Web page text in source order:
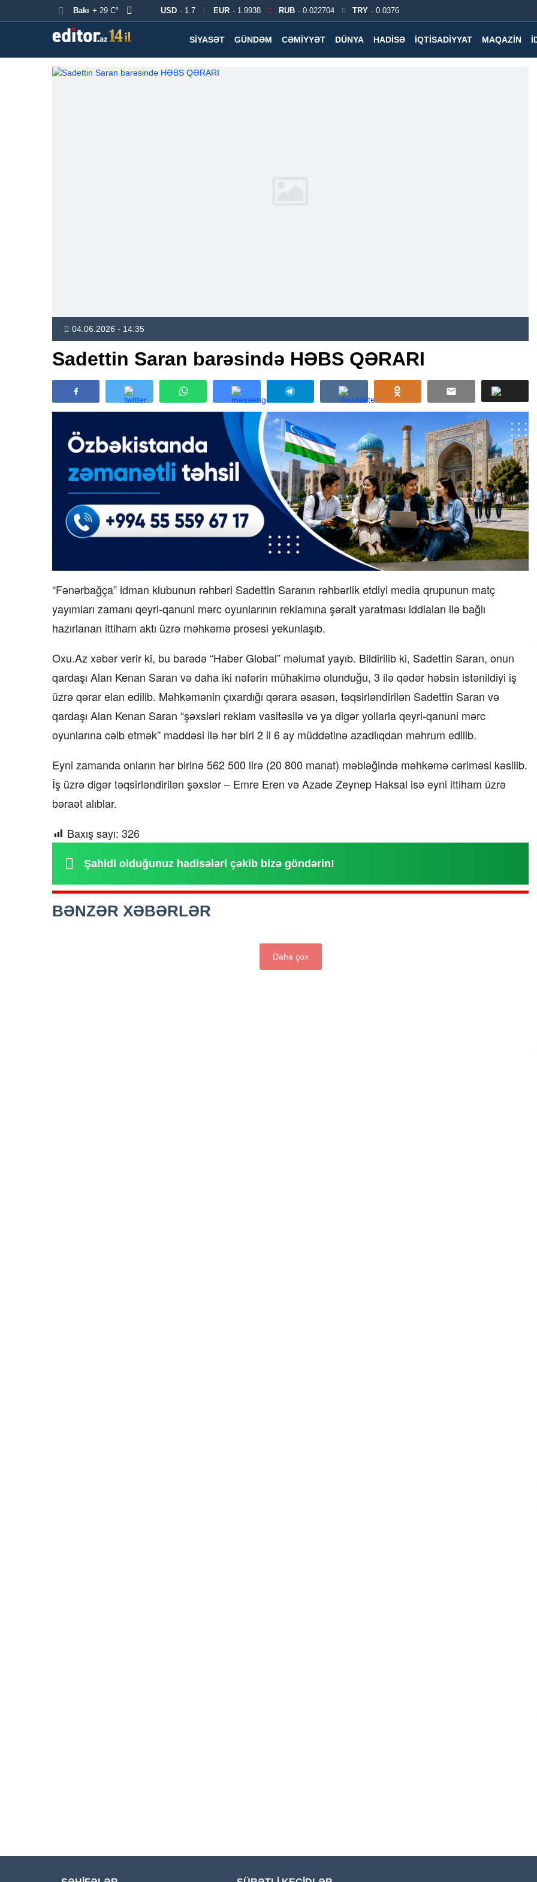
Bakı + 29 C° USD - 1.7 EUR - 1.9938 RUB - 0.022704 TRY - 0.0376
SIYASƏT GÜNDƏM CƏMIYYƏT DÜNYA HADISƏ İQTISADIYYAT MAQAZIN
04.06.2026 - 14:35
Sadettin Saran barəsində HƏBS QƏRARI
“Fənərbağça” idman klubunun rəhbəri Sadettin Saranın rəhbərlik etdiyi media qrupunun matç
yayımları zamanı qeyri-qanuni mərc oyunlarının reklamına şərait yaratması iddiaları ilə bağlı
hazırlanan ittiham aktı üzrə məhkəmə prosesi yekunlaşıb.
Oxu.Az xəbər verir ki, bu barədə “Haber Global” məlumat yayıb. Bildirilib ki, Sadettin Saran, onun
qardaşı Alan Kenan Saran və daha iki nəfərin mühakimə olunduğu, 3 ilə qədər həbsin istənildiyi iş
üzrə qərar elan edilib. Məhkəmənin çıxardığı qərara əsasən, təqsirləndirilən Sadettin Saran və
qardaşı Alan Kenan Saran “şəxsləri reklam vasitəsilə və ya digər yollarla qeyri-qanuni mərc
oyunlarına cəlb etmək” maddəsi ilə hər biri 2 il 6 ay müddətinə azadlıqdan məhrum edilib.
Eyni zamanda onların hər birinə 562 500 lirə (20 800 manat) məbləğində məhkəmə cəriməsi kəsilib.
İş üzrə digər təqsirləndirilən şəxslər – Emre Eren və Azade Zeynep Haksal isə eyni ittiham üzrə
bəraət alıblar.
Baxış sayı: 326
Şahidi olduğunuz hadisələri çəkib bizə göndərin!
BƏNZƏR XƏBƏRLƏR
Daha çox